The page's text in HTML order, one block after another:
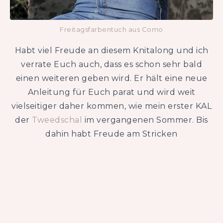
Freitagsfarbentuch aus Como
Habt viel Freude an diesem Knitalong und ich
verrate Euch auch, dass es schon sehr bald
einen weiteren geben wird. Er hält eine neue
Anleitung für Euch parat und wird weit
vielseitiger daher kommen, wie mein erster KAL
der Tweedschal
im vergangenen Sommer. Bis
dahin habt Freude am Stricken